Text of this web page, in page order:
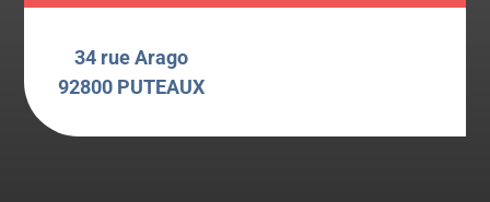
34 rue Arago
92800 PUTEAUX